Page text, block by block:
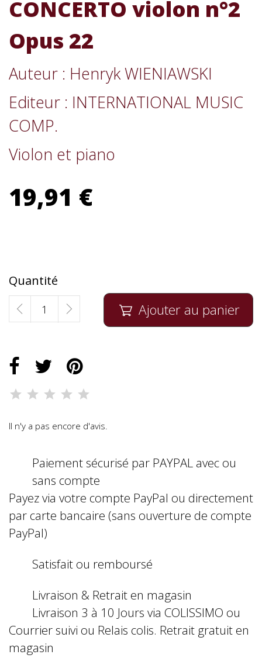
CONCERTO violon n°2
Opus 22
Auteur : Henryk WIENIAWSKI
Editeur : INTERNATIONAL MUSIC
COMP.
Violon et piano
19,91 €
Quantité
 Ajouter au panier
Il n'y a pas encore d'avis.
Paiement sécurisé par PAYPAL avec ou
sans compte
Payez via votre compte PayPal ou directement
par carte bancaire (sans ouverture de compte
PayPal)
Satisfait ou remboursé
Livraison & Retrait en magasin
Livraison 3 à 10 Jours via COLISSIMO ou
Courrier suivi ou Relais colis. Retrait gratuit en
magasin